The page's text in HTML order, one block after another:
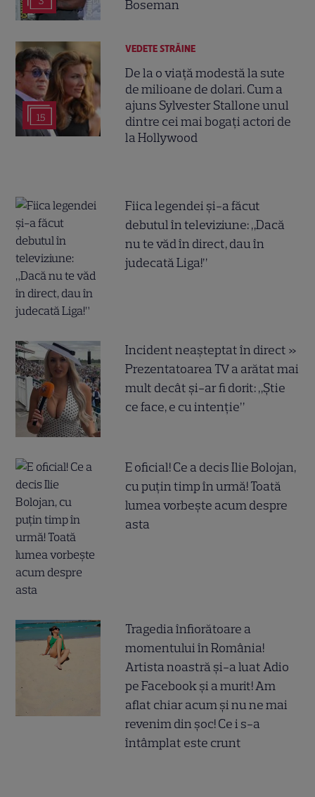
Boseman
15
VEDETE STRĂINE
De la o viață modestă la sute
de milioane de dolari. Cum a
ajuns Sylvester Stallone unul
dintre cei mai bogați actori de
la Hollywood
Fiica legendei și-a făcut
debutul în televiziune: „Dacă
nu te văd în direct, dau în
judecată Liga!”
Incident neașteptat în direct »
Prezentatoarea TV a arătat mai
mult decât și-ar fi dorit: „Știe
ce face, e cu intenție”
E oficial! Ce a decis Ilie Bolojan,
cu puțin timp în urmă! Toată
lumea vorbește acum despre
asta
Tragedia înfiorătoare a
momentului în România!
Artista noastră și-a luat Adio
pe Facebook și a murit! Am
aflat chiar acum și nu ne mai
revenim din șoc! Ce i s-a
întâmplat este crunt